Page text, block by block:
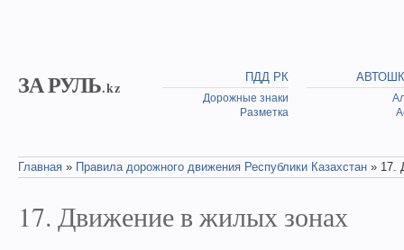
ЗА РУЛЬ.kz
ПДД РК
Дорожные знаки
Разметка
Главная » Правила дорожного движения Республики Казахстан » 17.
17. Движение в жилых зонах